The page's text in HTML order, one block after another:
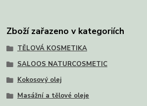
Zboží zařazeno v kategoriích
TĚLOVÁ KOSMETIKA
SALOOS NATURCOSMETIC
Kokosový olej
Masážní a tělové oleje